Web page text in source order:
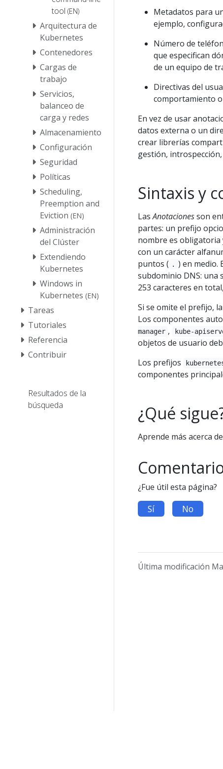
tool (EN)
Arquitectura de
Kubernetes
Contenedores
Cargas de
trabajo
Servicios,
balanceo de
carga y redes
Almacenamiento
Configuración
Seguridad
Políticas
Scheduling,
Preemption and
Eviction (EN)
Administración
del Clúster
Extendiendo
Kubernetes
Windows in
Kubernetes (EN)
Tareas
Tutoriales
Referencia
Contribuir
Resultados de la
búsqueda
Metadatos para
ejemplo,
Número de
que especifican
de un equipo de
Directivas del
comportamiento
En vez de usar
datos externa o un
crear librerías
gestión,
Sintaxis y
LasAnotacionesson
partes: un prefijo
nombre es obligatoria
con un carácter
puntos ( . ) en medio.
subdominio DNS: una
253 caracteres en
Si se omite el prefijo,
Los componentes
manager , kube-
objetos de usuario
Los prefijos
componentes
¿Qué
Aprende más acerca
¿Fue útil esta página?
Sí No
Última modificación